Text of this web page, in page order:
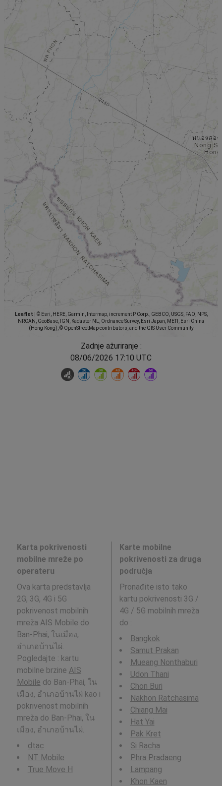
Leaflet
© Esri, HERE, Garmin, Intermap, increment P Corp., GEBCO, USGS, FAO, NPS,
NRCAN, GeoBase, IGN, Kadaster NL, Ordnance Survey, Esri Japan, METI, Esri China
(Hong Kong), © OpenStreetMap contributors, and the GIS User Community
Zadnje ažuriranje :
08/06/2026 17:10 UTC
Karta pokrivenosti
mobilne mreže po
operateru
Ova karta predstavlja
2G, 3G, 4G i 5G
pokrivenost mobilnih
mreža AIS Mobile do
Ban-Phai, ในเมือง,
อำเภอบ้านไผ่.
Pogledajte : kartu
mobilne brzine AIS
Mobile do Ban-Phai, ใน
เมือง, อำเภอบ้านไผ่ kao i
pokrivenost mobilnih
mreža do Ban-Phai, ใน
เมือง, อำเภอบ้านไผ่.
dtac
NT Mobile
True Move H
Karte mobilne
pokrivenosti za druga
područja
Pronađite isto tako
kartu pokrivenosti 3G /
4G / 5G mobilnih mreža
do :
Bangkok
Samut Prakan
Mueang Nonthaburi
Udon Thani
Chon Buri
Nakhon Ratchasima
Chiang Mai
Hat Yai
Pak Kret
Si Racha
Phra Pradaeng
Lampang
Khon Kaen